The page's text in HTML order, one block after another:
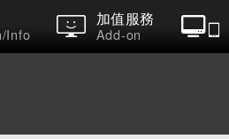
Info
加值服務
Add-on